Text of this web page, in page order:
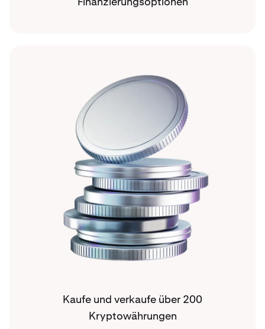
Kaufe und verkaufe über 200
Kryptowährungen